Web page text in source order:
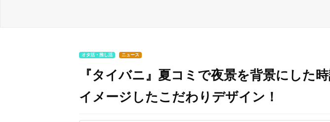
オタ活・推し活 ニュース
『タイバニ』夏コミで夜景を背景にした
イメージしたこだわりデザイン！